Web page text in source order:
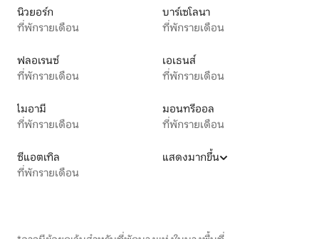
นิวยอร์ก
ที่พักรายเดือน
บาร์เซโลนา
ที่พักรายเดือน
ฟลอเรนซ์
ที่พักรายเดือน
เอเธนส์
ที่พักรายเดือน
ไมอามี
ที่พักรายเดือน
มอนทรีออล
ที่พักรายเดือน
ซีแอตเทิล
ที่พักรายเดือน
แสดงมากขึ้น